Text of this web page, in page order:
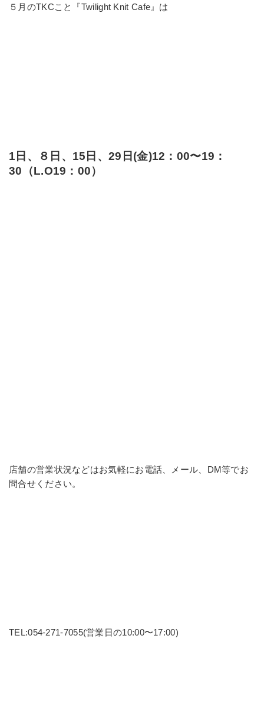
５月のTKCこと『Twilight Knit Cafe』は
1日、８日、15日、29日(金)12：00〜19：
30（L.O19：00）
店舗の営業状況などはお気軽にお電話、メール、DM等でお
問合せください。
TEL:054-271-7055(営業日の10:00〜17:00)